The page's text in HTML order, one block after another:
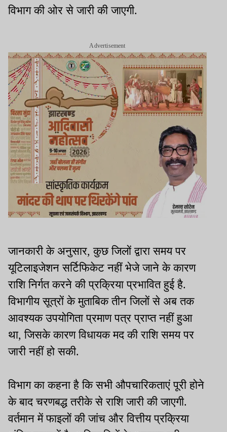
विभाग की ओर से जारी की जाएगी.
Advertisement
जानकारी के अनुसार, कुछ जिलों द्वारा समय पर
यूटिलाइजेशन सर्टिफिकेट नहीं भेजे जाने के कारण
राशि निर्गत करने की प्रक्रिया प्रभावित हुई है.
विभागीय सूत्रों के मुताबिक तीन जिलों से अब तक
आवश्यक उपयोगिता प्रमाण पत्र प्राप्त नहीं हुआ
था, जिसके कारण विधायक मद की राशि समय पर
जारी नहीं हो सकी.
विभाग का कहना है कि सभी औपचारिकताएं पूरी होने
के बाद चरणबद्ध तरीके से राशि जारी की जाएगी.
वर्तमान में फाइलों की जांच और वित्तीय प्रक्रिया